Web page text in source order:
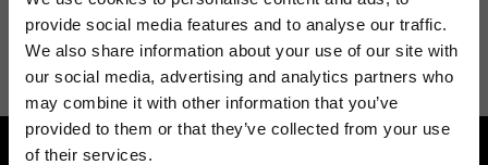
provide social media features and to analyse our traffic.
We also share information about your use of our site with
our social media, advertising and analytics partners who
may combine it with other information that you’ve
provided to them or that they’ve collected from your use
of their services.
Acconsento a ricevere novità e promo da Ripani. Per maggiori
informazioni consulta laPrivacy Policy.